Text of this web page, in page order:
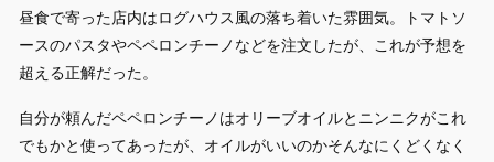
昼食で寄った店内はログハウス風の落ち着いた雰囲気。トマトソ
ースのパスタやペペロンチーノなどを注文したが、これが予想を
超える正解だった。
自分が頼んだペペロンチーノはオリーブオイルとニンニクがこれ
でもかと使ってあったが、オイルがいいのかそんなにくどくなく